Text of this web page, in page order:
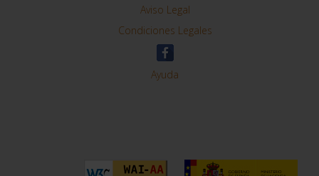
Aviso Legal
Condiciones Legales
Ayuda